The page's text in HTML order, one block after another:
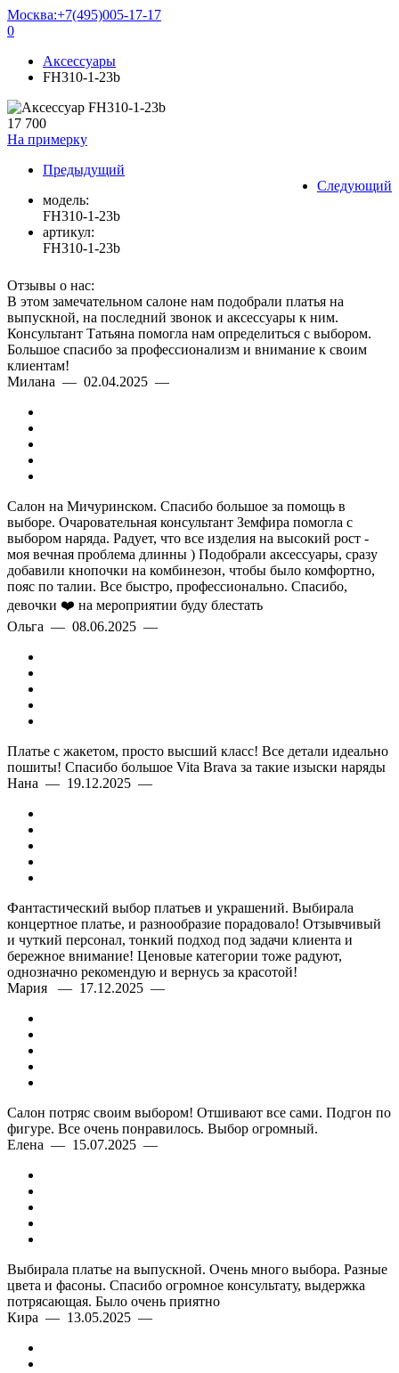
Москва:+7(495)005-17-17
0
Аксессуары
FH310-1-23b
17 700
На примерку
Предыдущий
Следующий
модель:
FH310-1-23b
артикул:
FH310-1-23b
Отзывы о нас:
В этом замечательном салоне нам подобрали платья на
выпускной, на последний звонок и аксессуары к ним.
Консультант Татьяна помогла нам определиться с выбором.
Большое спасибо за профессионализм и внимание к своим
клиентам!
Милана — 02.04.2025 —
Салон на Мичуринском. Спасибо большое за помощь в
выборе. Очаровательная консультант Земфира помогла с
выбором наряда. Радует, что все изделия на высокий рост -
моя вечная проблема длинны ) Подобрали аксессуары, сразу
добавили кнопочки на комбинезон, чтобы было комфортно,
пояс по талии. Все быстро, профессионально. Спасибо,
девочки ❤️ на мероприятии буду блестать
Ольга — 08.06.2025 —
Платье с жакетом, просто высший класс! Все детали идеально
пошиты! Спасибо большое Vita Brava за такие изыски наряды
Нана — 19.12.2025 —
Фантастический выбор платьев и украшений. Выбирала
концертное платье, и разнообразие порадовало! Отзывчивый
и чуткий персонал, тонкий подход под задачи клиента и
бережное внимание! Ценовые категории тоже радуют,
однозначно рекомендую и вернусь за красотой!
Мария — 17.12.2025 —
Салон потряс своим выбором! Отшивают все сами. Подгон по
фигуре. Все очень понравилось. Выбор огромный.
Елена — 15.07.2025 —
Выбирала платье на выпускной. Очень много выбора. Разные
цвета и фасоны. Спасибо огромное консультату, выдержка
потрясающая. Было очень приятно
Кира — 13.05.2025 —